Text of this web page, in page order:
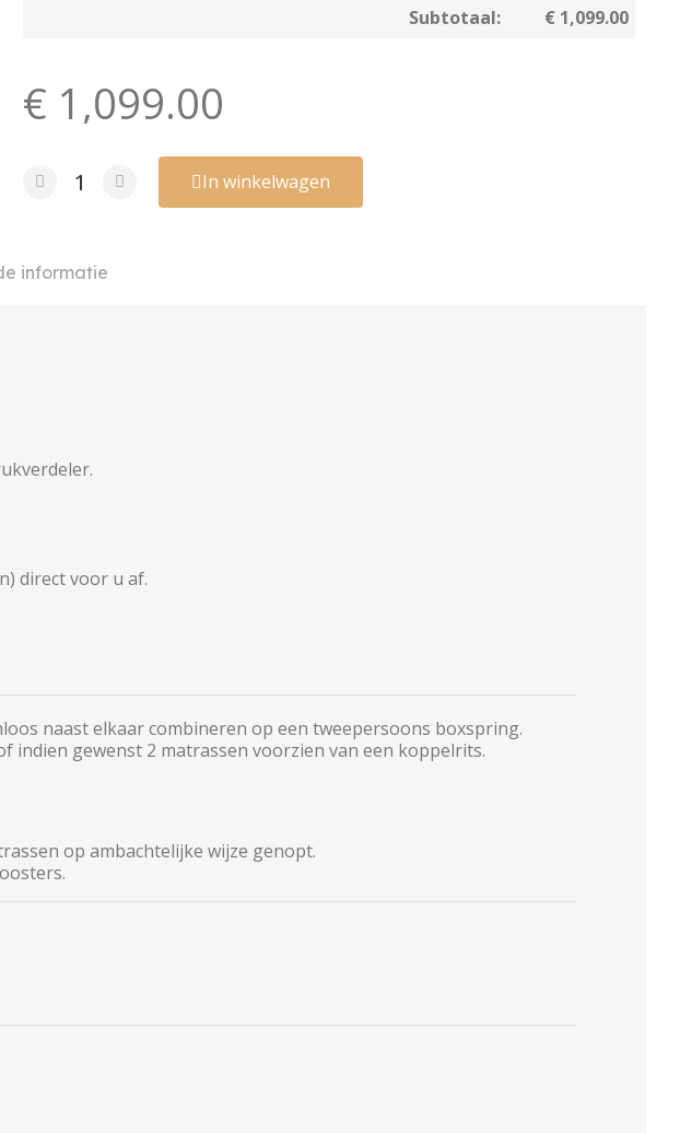
Subtotaal:
€ 1,099.00
€ 1,099.00
In winkelwagen
informatie
direct voor u af.
naast elkaar combineren op een tweepersoons boxspring.
indien gewenst 2 matrassen voorzien van een koppelrits.
op ambachtelijke wijze genopt.